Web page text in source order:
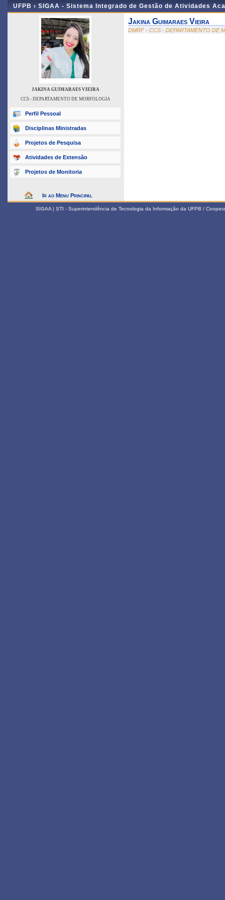
UFPB › SIGAA - Sistema Integrado de Gestão de Atividades
JAKINA GUIMARAES VIEIRA
CCS - DEPARTAMENTO DE MORFOLOGIA
Perfil Pessoal
Disciplinas Ministradas
Projetos de Pesquisa
Atividades de Extensão
Projetos de Monitoria
Ir ao Menu Principal
Jakina Guimaraes Vieira
DMRF - CCS - DEPARTAMENTO DE
SIGAA | STI - Superintendência de Tecnologia da Informação da UFPB /